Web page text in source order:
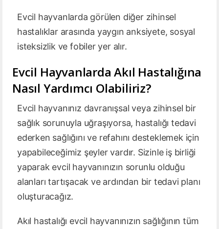
Evcil hayvanlarda görülen diğer zihinsel
hastalıklar arasında yaygın anksiyete, sosyal
isteksizlik ve fobiler yer alır.
Evcil Hayvanlarda Akıl Hastalığına
Nasıl Yardımcı Olabiliriz?
Evcil hayvanınız davranışsal veya zihinsel bir
sağlık sorunuyla uğraşıyorsa, hastalığı tedavi
ederken sağlığını ve refahını desteklemek için
yapabileceğimiz şeyler vardır. Sizinle iş birliği
yaparak evcil hayvanınızın sorunlu olduğu
alanları tartışacak ve ardından bir tedavi planı
oluşturacağız.
Akıl hastalığı evcil hayvanınızın sağlığının tüm